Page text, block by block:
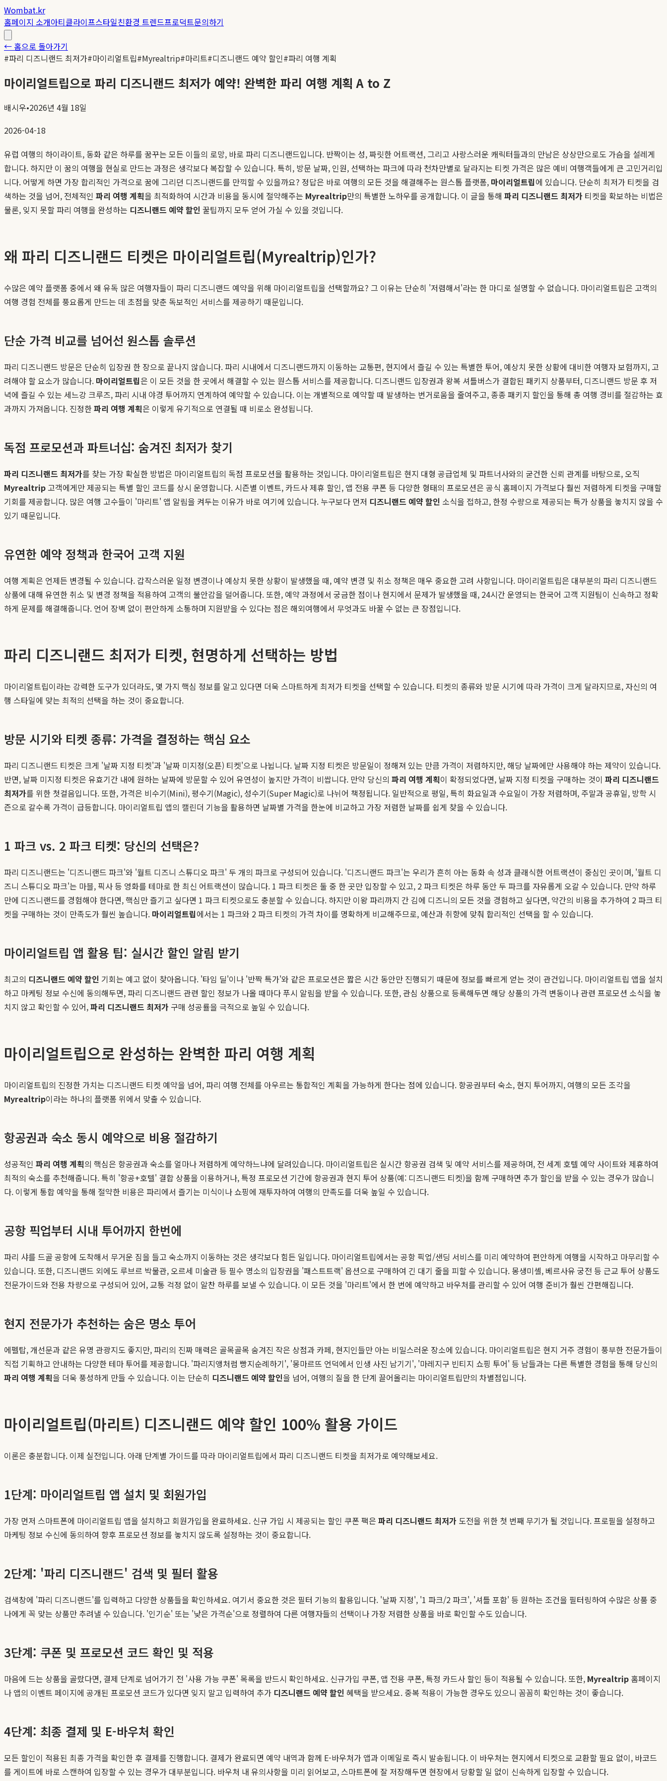
Wombat.kr
홈페이지 소개아티클라이프스타일친환경 트렌드프로덕트문의하기
← 홈으로 돌아가기
#파리 디즈니랜드 최저가#마이리얼트립#Myrealtrip#마리트#디즈니랜드 예약 할인#파리 여행 계획
마이리얼트립으로 파리 디즈니랜드 최저가 예약! 완벽한 파리 여행 계획 A to Z
배시우•2026년 4월 18일
2026-04-18
유럽 여행의 하이라이트, 동화 같은 하루를 꿈꾸는 모든 이들의 로망, 바로 파리 디즈니랜드입니다. 반짝이는 성, 짜릿한 어트랙션, 그리고 사랑스러운 캐릭터들과의 만남은 상상만으로도 가슴을 설레게
합니다. 하지만 이 꿈의 여행을 현실로 만드는 과정은 생각보다 복잡할 수 있습니다. 특히, 방문 날짜, 인원, 선택하는 파크에 따라 천차만별로 달라지는 티켓 가격은 많은 예비 여행객들에게 큰 고민거리입
니다. 어떻게 하면 가장 합리적인 가격으로 꿈에 그리던 디즈니랜드를 만끽할 수 있을까요? 정답은 바로 여행의 모든 것을 해결해주는 원스톱 플랫폼, 마이리얼트립에 있습니다. 단순히 최저가 티켓을 검
색하는 것을 넘어, 전체적인 파리 여행 계획을 최적화하여 시간과 비용을 동시에 절약해주는 Myrealtrip만의 특별한 노하우를 공개합니다. 이 글을 통해 파리 디즈니랜드 최저가 티켓을 확보하는 비법은
물론, 잊지 못할 파리 여행을 완성하는 디즈니랜드 예약 할인 꿀팁까지 모두 얻어 가실 수 있을 것입니다.
왜 파리 디즈니랜드 티켓은 마이리얼트립(Myrealtrip)인가?
수많은 예약 플랫폼 중에서 왜 유독 많은 여행자들이 파리 디즈니랜드 예약을 위해 마이리얼트립을 선택할까요? 그 이유는 단순히 '저렴해서'라는 한 마디로 설명할 수 없습니다. 마이리얼트립은 고객의
여행 경험 전체를 풍요롭게 만드는 데 초점을 맞춘 독보적인 서비스를 제공하기 때문입니다.
단순 가격 비교를 넘어선 원스톱 솔루션
파리 디즈니랜드 방문은 단순히 입장권 한 장으로 끝나지 않습니다. 파리 시내에서 디즈니랜드까지 이동하는 교통편, 현지에서 즐길 수 있는 특별한 투어, 예상치 못한 상황에 대비한 여행자 보험까지, 고
려해야 할 요소가 많습니다. 마이리얼트립은 이 모든 것을 한 곳에서 해결할 수 있는 원스톱 서비스를 제공합니다. 디즈니랜드 입장권과 왕복 셔틀버스가 결합된 패키지 상품부터, 디즈니랜드 방문 후 저
녁에 즐길 수 있는 세느강 크루즈, 파리 시내 야경 투어까지 연계하여 예약할 수 있습니다. 이는 개별적으로 예약할 때 발생하는 번거로움을 줄여주고, 종종 패키지 할인을 통해 총 여행 경비를 절감하는 효
과까지 가져옵니다. 진정한파리 여행 계획은 이렇게 유기적으로 연결될 때 비로소 완성됩니다.
독점 프로모션과 파트너십: 숨겨진 최저가 찾기
파리 디즈니랜드 최저가를 찾는 가장 확실한 방법은 마이리얼트립의 독점 프로모션을 활용하는 것입니다. 마이리얼트립은 현지 대형 공급업체 및 파트너사와의 굳건한 신뢰 관계를 바탕으로, 오직
Myrealtrip고객에게만 제공되는 특별 할인 코드를 상시 운영합니다. 시즌별 이벤트, 카드사 제휴 할인, 앱 전용 쿠폰 등 다양한 형태의 프로모션은 공식 홈페이지 가격보다 훨씬 저렴하게 티켓을 구매할
기회를 제공합니다. 많은 여행 고수들이 '마리트' 앱 알림을 켜두는 이유가 바로 여기에 있습니다. 누구보다 먼저 디즈니랜드 예약 할인 소식을 접하고, 한정 수량으로 제공되는 특가 상품을 놓치지 않을 수
있기 때문입니다.
유연한 예약 정책과 한국어 고객 지원
여행 계획은 언제든 변경될 수 있습니다. 갑작스러운 일정 변경이나 예상치 못한 상황이 발생했을 때, 예약 변경 및 취소 정책은 매우 중요한 고려 사항입니다. 마이리얼트립은 대부분의 파리 디즈니랜드
상품에 대해 유연한 취소 및 변경 정책을 적용하여 고객의 불안감을 덜어줍니다. 또한, 예약 과정에서 궁금한 점이나 현지에서 문제가 발생했을 때, 24시간 운영되는 한국어 고객 지원팀이 신속하고 정확
하게 문제를 해결해줍니다. 언어 장벽 없이 편안하게 소통하며 지원받을 수 있다는 점은 해외여행에서 무엇과도 바꿀 수 없는 큰 장점입니다.
파리 디즈니랜드 최저가 티켓, 현명하게 선택하는 방법
마이리얼트립이라는 강력한 도구가 있더라도, 몇 가지 핵심 정보를 알고 있다면 더욱 스마트하게 최저가 티켓을 선택할 수 있습니다. 티켓의 종류와 방문 시기에 따라 가격이 크게 달라지므로, 자신의 여
행 스타일에 맞는 최적의 선택을 하는 것이 중요합니다.
방문 시기와 티켓 종류: 가격을 결정하는 핵심 요소
파리 디즈니랜드 티켓은 크게 '날짜 지정 티켓'과 '날짜 미지정(오픈) 티켓'으로 나뉩니다. 날짜 지정 티켓은 방문일이 정해져 있는 만큼 가격이 저렴하지만, 해당 날짜에만 사용해야 하는 제약이 있습니다.
반면, 날짜 미지정 티켓은 유효기간 내에 원하는 날짜에 방문할 수 있어 유연성이 높지만 가격이 비쌉니다. 만약 당신의 파리 여행 계획이 확정되었다면, 날짜 지정 티켓을 구매하는 것이 파리 디즈니랜드
최저가를 위한 첫걸음입니다. 또한, 가격은 비수기(Mini), 평수기(Magic), 성수기(Super Magic)로 나뉘어 책정됩니다. 일반적으로 평일, 특히 화요일과 수요일이 가장 저렴하며, 주말과 공휴일, 방학 시
즌으로 갈수록 가격이 급등합니다. 마이리얼트립 앱의 캘린더 기능을 활용하면 날짜별 가격을 한눈에 비교하고 가장 저렴한 날짜를 쉽게 찾을 수 있습니다.
1 파크 vs. 2 파크 티켓: 당신의 선택은?
파리 디즈니랜드는 '디즈니랜드 파크'와 '월트 디즈니 스튜디오 파크' 두 개의 파크로 구성되어 있습니다. '디즈니랜드 파크'는 우리가 흔히 아는 동화 속 성과 클래식한 어트랙션이 중심인 곳이며, '월트 디
즈니 스튜디오 파크'는 마블, 픽사 등 영화를 테마로 한 최신 어트랙션이 많습니다. 1 파크 티켓은 둘 중 한 곳만 입장할 수 있고, 2 파크 티켓은 하루 동안 두 파크를 자유롭게 오갈 수 있습니다. 만약 하루
만에 디즈니랜드를 경험해야 한다면, 핵심만 즐기고 싶다면 1 파크 티켓으로도 충분할 수 있습니다. 하지만 이왕 파리까지 간 김에 디즈니의 모든 것을 경험하고 싶다면, 약간의 비용을 추가하여 2 파크 티
켓을 구매하는 것이 만족도가 훨씬 높습니다. 마이리얼트립에서는 1 파크와 2 파크 티켓의 가격 차이를 명확하게 비교해주므로, 예산과 취향에 맞춰 합리적인 선택을 할 수 있습니다.
마이리얼트립 앱 활용 팁: 실시간 할인 알림 받기
최고의 디즈니랜드 예약 할인 기회는 예고 없이 찾아옵니다. '타임 딜'이나 '반짝 특가'와 같은 프로모션은 짧은 시간 동안만 진행되기 때문에 정보를 빠르게 얻는 것이 관건입니다. 마이리얼트립 앱을 설치
하고 마케팅 정보 수신에 동의해두면, 파리 디즈니랜드 관련 할인 정보가 나올 때마다 푸시 알림을 받을 수 있습니다. 또한, 관심 상품으로 등록해두면 해당 상품의 가격 변동이나 관련 프로모션 소식을 놓
치지 않고 확인할 수 있어,파리 디즈니랜드 최저가 구매 성공률을 극적으로 높일 수 있습니다.
마이리얼트립으로 완성하는 완벽한 파리 여행 계획
마이리얼트립의 진정한 가치는 디즈니랜드 티켓 예약을 넘어, 파리 여행 전체를 아우르는 통합적인 계획을 가능하게 한다는 점에 있습니다. 항공권부터 숙소, 현지 투어까지, 여행의 모든 조각을
Myrealtrip이라는 하나의 플랫폼 위에서 맞출 수 있습니다.
항공권과 숙소 동시 예약으로 비용 절감하기
성공적인 파리 여행 계획의 핵심은 항공권과 숙소를 얼마나 저렴하게 예약하느냐에 달려있습니다. 마이리얼트립은 실시간 항공권 검색 및 예약 서비스를 제공하며, 전 세계 호텔 예약 사이트와 제휴하여
최적의 숙소를 추천해줍니다. 특히 '항공+호텔' 결합 상품을 이용하거나, 특정 프로모션 기간에 항공권과 현지 투어 상품(예: 디즈니랜드 티켓)을 함께 구매하면 추가 할인을 받을 수 있는 경우가 많습니
다. 이렇게 통합 예약을 통해 절약한 비용은 파리에서 즐기는 미식이나 쇼핑에 재투자하여 여행의 만족도를 더욱 높일 수 있습니다.
공항 픽업부터 시내 투어까지 한번에
파리 샤를 드골 공항에 도착해서 무거운 짐을 들고 숙소까지 이동하는 것은 생각보다 힘든 일입니다. 마이리얼트립에서는 공항 픽업/샌딩 서비스를 미리 예약하여 편안하게 여행을 시작하고 마무리할 수
있습니다. 또한, 디즈니랜드 외에도 루브르 박물관, 오르세 미술관 등 필수 명소의 입장권을 '패스트트랙' 옵션으로 구매하여 긴 대기 줄을 피할 수 있습니다. 몽생미셸, 베르사유 궁전 등 근교 투어 상품도
전문가이드와 전용 차량으로 구성되어 있어, 교통 걱정 없이 알찬 하루를 보낼 수 있습니다. 이 모든 것을 '마리트'에서 한 번에 예약하고 바우처를 관리할 수 있어 여행 준비가 훨씬 간편해집니다.
현지 전문가가 추천하는 숨은 명소 투어
에펠탑, 개선문과 같은 유명 관광지도 좋지만, 파리의 진짜 매력은 골목골목 숨겨진 작은 상점과 카페, 현지인들만 아는 비밀스러운 장소에 있습니다. 마이리얼트립은 현지 거주 경험이 풍부한 전문가들이
직접 기획하고 안내하는 다양한 테마 투어를 제공합니다. '파리지앵처럼 빵지순례하기', '몽마르뜨 언덕에서 인생 사진 남기기', '마레지구 빈티지 쇼핑 투어' 등 남들과는 다른 특별한 경험을 통해 당신의
파리 여행 계획을 더욱 풍성하게 만들 수 있습니다. 이는 단순히 디즈니랜드 예약 할인을 넘어, 여행의 질을 한 단계 끌어올리는 마이리얼트립만의 차별점입니다.
마이리얼트립(마리트) 디즈니랜드 예약 할인 100% 활용 가이드
이론은 충분합니다. 이제 실전입니다. 아래 단계별 가이드를 따라 마이리얼트립에서 파리 디즈니랜드 티켓을 최저가로 예약해보세요.
1단계: 마이리얼트립 앱 설치 및 회원가입
가장 먼저 스마트폰에 마이리얼트립 앱을 설치하고 회원가입을 완료하세요. 신규 가입 시 제공되는 할인 쿠폰 팩은 파리 디즈니랜드 최저가 도전을 위한 첫 번째 무기가 될 것입니다. 프로필을 설정하고
마케팅 정보 수신에 동의하여 향후 프로모션 정보를 놓치지 않도록 설정하는 것이 중요합니다.
2단계: '파리 디즈니랜드' 검색 및 필터 활용
검색창에 '파리 디즈니랜드'를 입력하고 다양한 상품들을 확인하세요. 여기서 중요한 것은 필터 기능의 활용입니다. '날짜 지정', '1 파크/2 파크', '셔틀 포함' 등 원하는 조건을 필터링하여 수많은 상품 중
나에게 꼭 맞는 상품만 추려낼 수 있습니다. '인기순' 또는 '낮은 가격순'으로 정렬하여 다른 여행자들의 선택이나 가장 저렴한 상품을 바로 확인할 수도 있습니다.
3단계: 쿠폰 및 프로모션 코드 확인 및 적용
마음에 드는 상품을 골랐다면, 결제 단계로 넘어가기 전 '사용 가능 쿠폰' 목록을 반드시 확인하세요. 신규가입 쿠폰, 앱 전용 쿠폰, 특정 카드사 할인 등이 적용될 수 있습니다. 또한, Myrealtrip 홈페이지
나 앱의 이벤트 페이지에 공개된 프로모션 코드가 있다면 잊지 말고 입력하여 추가 디즈니랜드 예약 할인 혜택을 받으세요. 중복 적용이 가능한 경우도 있으니 꼼꼼히 확인하는 것이 좋습니다.
4단계: 최종 결제 및 E-바우처 확인
모든 할인이 적용된 최종 가격을 확인한 후 결제를 진행합니다. 결제가 완료되면 예약 내역과 함께 E-바우처가 앱과 이메일로 즉시 발송됩니다. 이 바우처는 현지에서 티켓으로 교환할 필요 없이, 바코드
를 게이트에 바로 스캔하여 입장할 수 있는 경우가 대부분입니다. 바우처 내 유의사항을 미리 읽어보고, 스마트폰에 잘 저장해두면 현장에서 당황할 일 없이 신속하게 입장할 수 있습니다.